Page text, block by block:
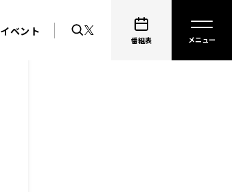
イベント
番組表